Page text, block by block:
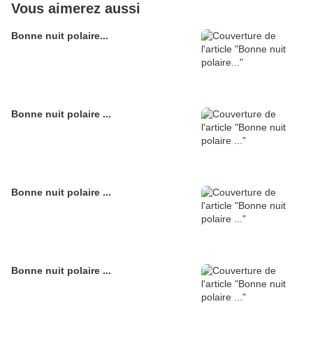
Vous aimerez aussi
Bonne nuit polaire...
Bonne nuit polaire ...
Bonne nuit polaire ...
Bonne nuit polaire ...